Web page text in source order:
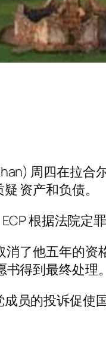
周四在拉
资产和负债。
根据法院定
了他五年的
得到最终处理。
员的投诉促